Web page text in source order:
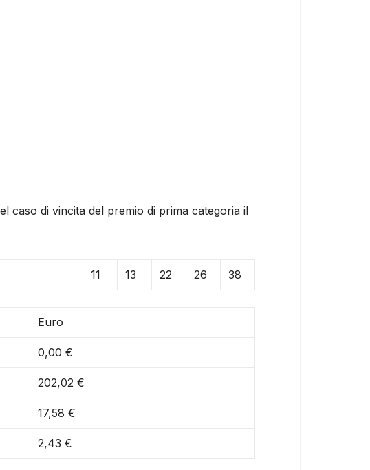
caso di vincita del premio di prima categoria il
11 13 22 26 38
Euro
0,00 €
202,02 €
17,58 €
2,43 €